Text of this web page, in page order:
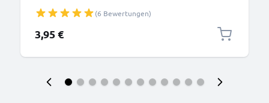
(6 Bewertungen)
3,95 €